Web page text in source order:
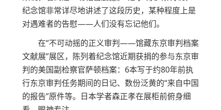
纪念馆非常详尽地讲述了这段历史，某种程度上是
对遇难者的告慰——人们没有忘记他们。
在“不可动摇的正义审判——馆藏东京审判档案
文献展”展区，陈列着纪念馆近期获捐的参与东京审
判的美国副检察官萨顿档案：6本写于约80年前执
行东京审判任务期间的日记、数份泛黄的“来自中国
的报告”原件等。日本学者森正孝在展柜前俯身细